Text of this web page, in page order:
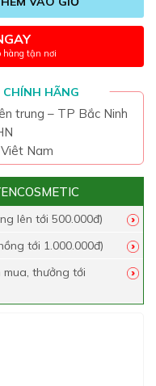
hàng tận nơi
HÃNG
trung – TP Bắc Ninh
Nam
lên tới 500.000đ)
tới 1.000.000đ)
thưởng tới